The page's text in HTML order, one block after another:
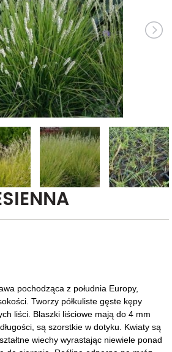
pochodząca z południa Europy,
Tworzy półkuliste gęste kępy
liści. Blaszki liściowe mają do 4 mm
są szorstkie w dotyku. Kwiaty są
wiechy wyrastając niewiele ponad